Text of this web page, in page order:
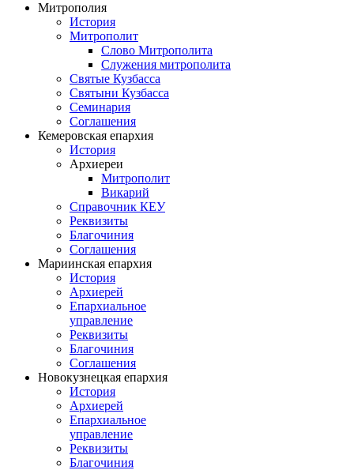
Митрополия
История
Митрополит
Слово Митрополита
Служения митрополита
Святые Кузбасса
Святыни Кузбасса
Семинария
Соглашения
Кемеровская епархия
История
Архиереи
Митрополит
Викарий
Справочник КЕУ
Реквизиты
Благочиния
Соглашения
Мариинская епархия
История
Архиерей
Епархиальное
управление
Реквизиты
Благочиния
Соглашения
Новокузнецкая епархия
История
Архиерей
Епархиальное
управление
Реквизиты
Благочиния